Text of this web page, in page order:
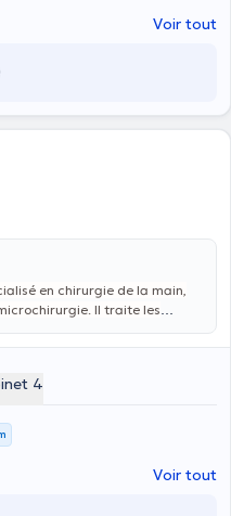
Voir tout
en chirurgie de la main,
Il traite les
(arthrose), les
4
Voir tout